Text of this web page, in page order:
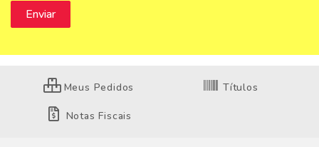
Meus Pedidos Títulos
Notas Fiscais